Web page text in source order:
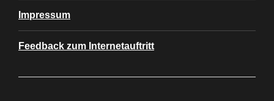
Impressum
Feedback zum Internetauftritt